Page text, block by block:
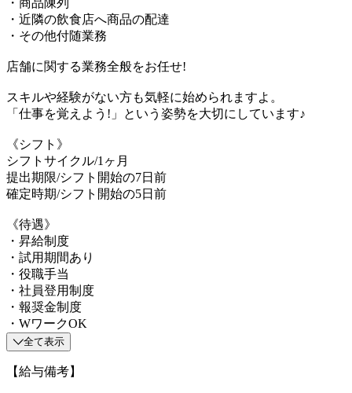
・近隣の飲食店へ商品の配達
・その他付随業務
店舗に関する業務全般をお任せ!
スキルや経験がない方も気軽に始められますよ。
「仕事を覚えよう!」という姿勢を大切にしています♪
《シフト》
シフトサイクル/1ヶ月
提出期限/シフト開始の7日前
確定時期/シフト開始の5日前
《待遇》
・昇給制度
・試用期間あり
・役職手当
・社員登用制度
・報奨金制度
・WワークOK
全て表示
【給与備考】